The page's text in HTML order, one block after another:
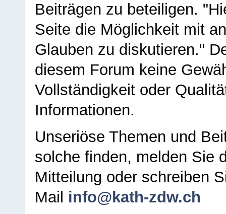
Beiträgen zu beteiligen.
Seite die Möglichkeit mit
Glauben zu diskutieren."
diesem Forum keine
Vollständigkeit oder
Informationen.
Unseriöse Themen und
solche finden, melden Sie
Mitteilung oder schreiben
Mail info@kath-zdw.ch